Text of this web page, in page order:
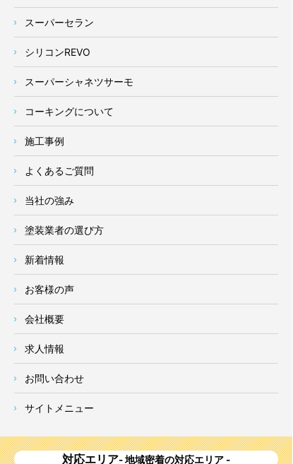
スーパーセラン
シリコンREVO
スーパーシャネツサーモ
コーキングについて
施工事例
よくあるご質問
当社の強み
塗装業者の選び方
新着情報
お客様の声
会社概要
求人情報
お問い合わせ
サイトメニュー
対応エリア- 地域密着の対応エリア -